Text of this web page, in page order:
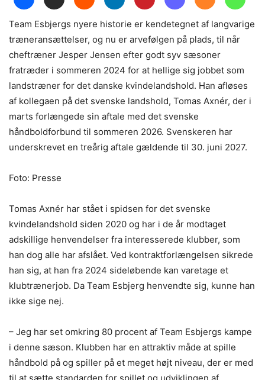
Team Esbjergs nyere historie er kendetegnet af langvarige
træneransættelser, og nu er arvefølgen på plads, til når
cheftræner Jesper Jensen efter godt syv sæsoner
fratræder i sommeren 2024 for at hellige sig jobbet som
landstræner for det danske kvindelandshold. Han afløses
af kollegaen på det svenske landshold, Tomas Axnér, der i
marts forlængede sin aftale med det svenske
håndboldforbund til sommeren 2026. Svenskeren har
underskrevet en treårig aftale gældende til 30. juni 2027.
Foto: Presse
Tomas Axnér har stået i spidsen for det svenske
kvindelandshold siden 2020 og har i de år modtaget
adskillige henvendelser fra interesserede klubber, som
han dog alle har afslået. Ved kontraktforlængelsen sikrede
han sig, at han fra 2024 sideløbende kan varetage et
klubtrænerjob. Da Team Esbjerg henvendte sig, kunne han
ikke sige nej.
– Jeg har set omkring 80 procent af Team Esbjergs kampe
i denne sæson. Klubben har en attraktiv måde at spille
håndbold på og spiller på et meget højt niveau, der er med
til at sætte standarden for spillet og udviklingen af